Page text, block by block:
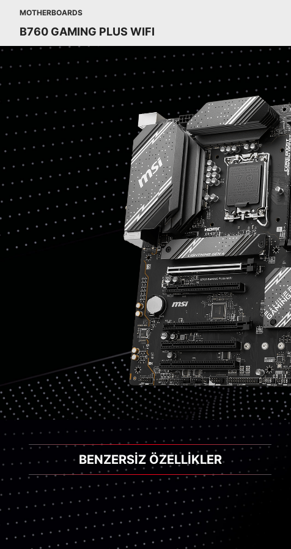
MOTHERBOARDS
B760 GAMING PLUS WIFI
BENZERSİZ ÖZELLİKLER